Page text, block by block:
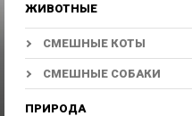
ЖИВОТНЫЕ
СМЕШНЫЕ КОТЫ
СМЕШНЫЕ СОБАКИ
ПРИРОДА